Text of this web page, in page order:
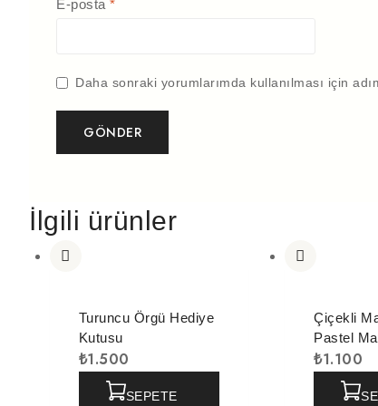
E-posta *
Daha sonraki yorumlarımda kullanılması için
İlgili ürünler
Turuncu Örgü Hediye
Kutusu
₺1.500
SEPETE
Çiçekli
Pastel
₺1.100